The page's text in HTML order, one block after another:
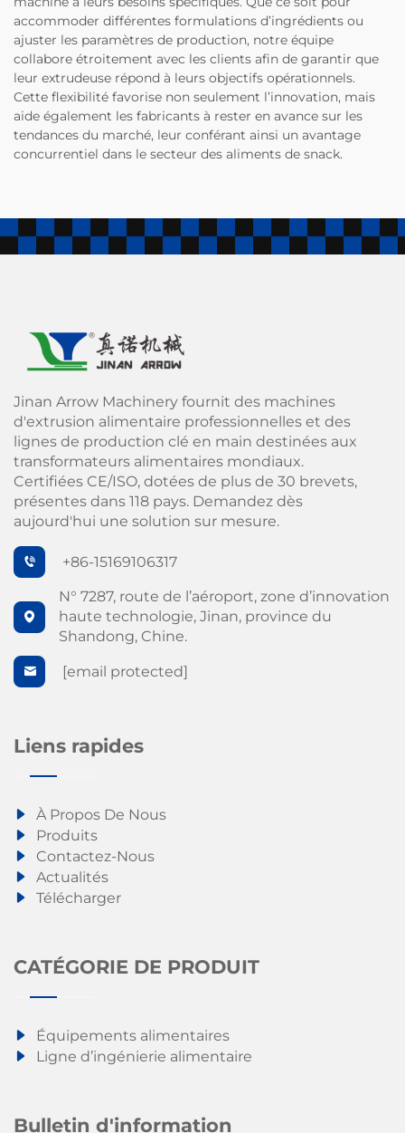
accommoder différentes formulations d’ingrédients ou
ajuster les paramètres de production, notre équipe
collabore étroitement avec les clients afin de garantir que
leur extrudeuse répond à leurs objectifs opérationnels.
Cette flexibilité favorise non seulement l’innovation, mais
aide également les fabricants à rester en avance sur les
tendances du marché, leur conférant ainsi un avantage
concurrentiel dans le secteur des aliments de snack.
Jinan Arrow Machinery fournit des machines
d'extrusion alimentaire professionnelles et des
lignes de production clé en main destinées aux
transformateurs alimentaires mondiaux.
Certifiées CE/ISO, dotées de plus de 30 brevets,
présentes dans 118 pays. Demandez dès
aujourd'hui une solution sur mesure.
+86-15169106317
N° 7287, route de l’aéroport, zone d’innovation
haute technologie, Jinan, province du
Shandong, Chine.
[email protected]
Liens rapides
À Propos De Nous
Produits
Contactez-Nous
Actualités
Télécharger
CATÉGORIE DE PRODUIT
Équipements alimentaires
Ligne d’ingénierie alimentaire
Bulletin d'information